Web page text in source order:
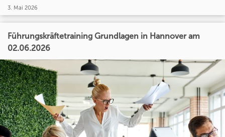
3. Mai 2026
Führungskräftetraining Grundlagen in Hannover am
02.06.2026